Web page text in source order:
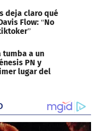
deja claro qué
Flow: “No
tumba a un
PN y
lugar del